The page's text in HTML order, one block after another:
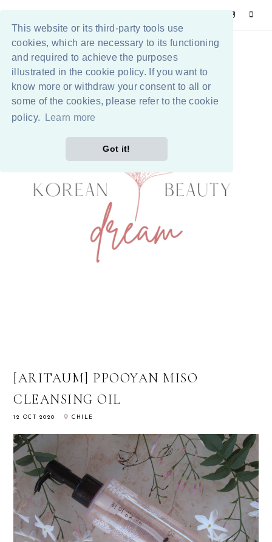
This website or its third-party tools use
cookies, which are necessary to its functioning
and required to achieve the purposes
illustrated in the cookie policy. If you want to
know more or withdraw your consent to all or
some of the cookies, please refer to the cookie
policy.
Learn more
Got it!
[ARITAUM] PPOOYAN MISO
CLEANSING OIL
12 OCT 2020 CHILE